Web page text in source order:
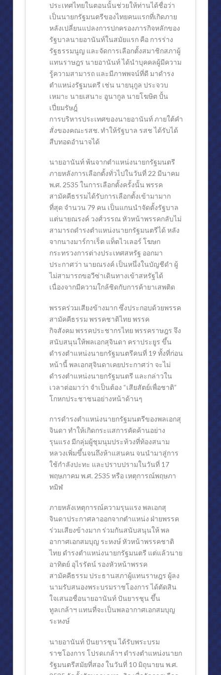
ประเทศไทยในตอนนั้นช่วยให้ท่านได้ชื่อว่า
เป็นนายกรัฐมนตรีของไทยคนแรกที่เกิดภาย
หลังเปลี่ยนแปลงการปกครองภารกิจหลักของ
รัฐบาลนายอานันท์ในสมัยแรก คือ การร่าง
รัฐธรรมนูญ และจัดการเลือกตั้งสมาชิกสภาผู้
แทนราษฎร นายอานันท์ ได้นำบุคคลผู้มีความ
รู้ความสามารถ และมีภาพพจน์ที่ดี มาดำรง
ตำแหน่งรัฐมนตรี เช่น นายนุกูล ประจวบ
เหมาะ นายเสนาะ อูนากูล นายโฆษิต ปั้น
เปี่ยมรัษฎ์
การบริหารประเทศของนายอานันท์ ภายใต้คำ
สั่งของคณะรสช. ทำให้รัฐบาล รสช ได้รับได้
สืบทอดอำนาจได้
นายอานันท์ พ้นจากตำแหน่งนายกรัฐมนตรี
ภายหลังการเลือกตั้งทั่วไปในวันที่ 22 มีนาคม
พ.ศ. 2535 ในการเลือกตั้งครั้งนั้น พรรค
สามัคคีธรรมได้รับการเลือกตั้งเข้ามามาก
ที่สุด จำนวน 79 คน เป็นแกนนำจัดตั้งรัฐบาล
แต่นายณรงค์ วงศ์วรรณ หัวหน้าพรรคกลับไม่
สามารถดำรงตำแหน่งนายกรัฐมนตรีได้ หลัง
จากนางมาร์กาเร็ต แท็ตไวเลอร์ โฆษก
กระทรวงการต่างประเทศสหรัฐ ออกมา
ประกาศว่า นายณรงค์ เป็นหนึ่งในบัญชีดำ ผู้
ไม่สามารถขอวีซ่าเดินทางเข้าสหรัฐได้
เนื่องจากมีความใกล้ชิดกับการค้ายาเสพติด
พรรคร่วมเสียงข้างมาก ซึ่งประกอบด้วยพรรค
สามัคคีธรรม พรรคชาติไทย พรรค
กิจสังคม พรรคประชากรไทย พรรคราษฎร จึง
สนับสนุนให้พลเอกสุจินดา คราประยูร ขึ้น
ดำรงตำแหน่งนายกรัฐมนตรีคนที่ 19 ทั้งที่ก่อน
หน้านี้ พลเอกสุจินดาเคยประกาศว่า จะไม่
ดำรงตำแหน่งนายกรัฐมนตรี และกล่าวใน
เวลาต่อมาว่า จำเป็นต้อง “เสียสัตย์เพื่อชาติ”
โกหกประชาชนอย่างหน้าด้านๆ
การดำรงตำแหน่งนายกรัฐมนตรีของพลเอกสุ
จินดา ทำให้เกิดกระแสการคัดค้านอย่าง
รุนแรง มีกลุ่มผู้ชุมนุมประท้วงที่ท้องสนาม
หลวงเพิ่มขึ้นจนถึงห้าแสนคน จนนำมาสู่การ
ใช้กำลังปะทะ และปราบปรามในวันที่ 17
พฤษภาคม พ.ศ. 2535 หรือ เหตุการณ์พฤษภา
ทมิฬ
ภายหลังเหตุการณ์ความรุนแรง พลเอกสุ
จินดาประกาศลาออกจากตำแหน่ง ฝ่ายพรรค
ร่วมเสียงข้างมาก ร่วมกันสนับสนุนให้ พล
อากาศเอกสมบุญ ระหงษ์ หัวหน้าพรรคชาติ
ไทย ดำรงตำแหน่งนายกรัฐมนตรี แต่แล้วนาย
อาทิตย์ อุไรรัตน์ รองหัวหน้าพรรค
สามัคคีธรรม ประธานสภาผู้แทนราษฎร ผู้ลง
นามรับสนองพระบรมราชโองการ ได้ตัดสิน
ใจเสนอชื่อนายอานันท์ ปันยารชุน ขึ้น
ทูลเกล้าฯ แทนที่จะเป็นพลอากาศเอกสมบุญ
ระหงษ์
นายอานันท์ ปันยารชุน ได้รับพระบรม
ราชโองการ โปรดเกล้าฯ ดำรงตำแหน่งนายก
รัฐมนตรีสมัยที่สอง ในวันที่ 10 มิถุนายน พ.ศ.